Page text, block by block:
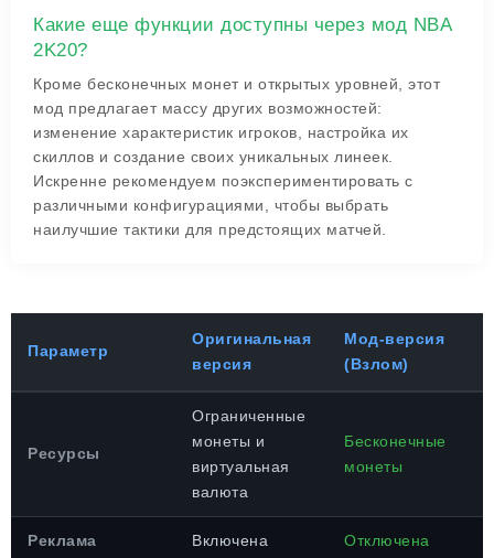
Какие еще функции доступны через мод NBA
2K20?
Кроме бесконечных монет и открытых уровней, этот
мод предлагает массу других возможностей:
изменение характеристик игроков, настройка их
скиллов и создание своих уникальных линеек.
Искренне рекомендуем поэкспериментировать с
различными конфигурациями, чтобы выбрать
наилучшие тактики для предстоящих матчей.
Параметр
Оригинальная
версия
Мод-версия
(Взлом)
Ресурсы
Ограниченные
монеты и
виртуальная
валюта
Бесконечные
монеты
Реклама Включена Отключена